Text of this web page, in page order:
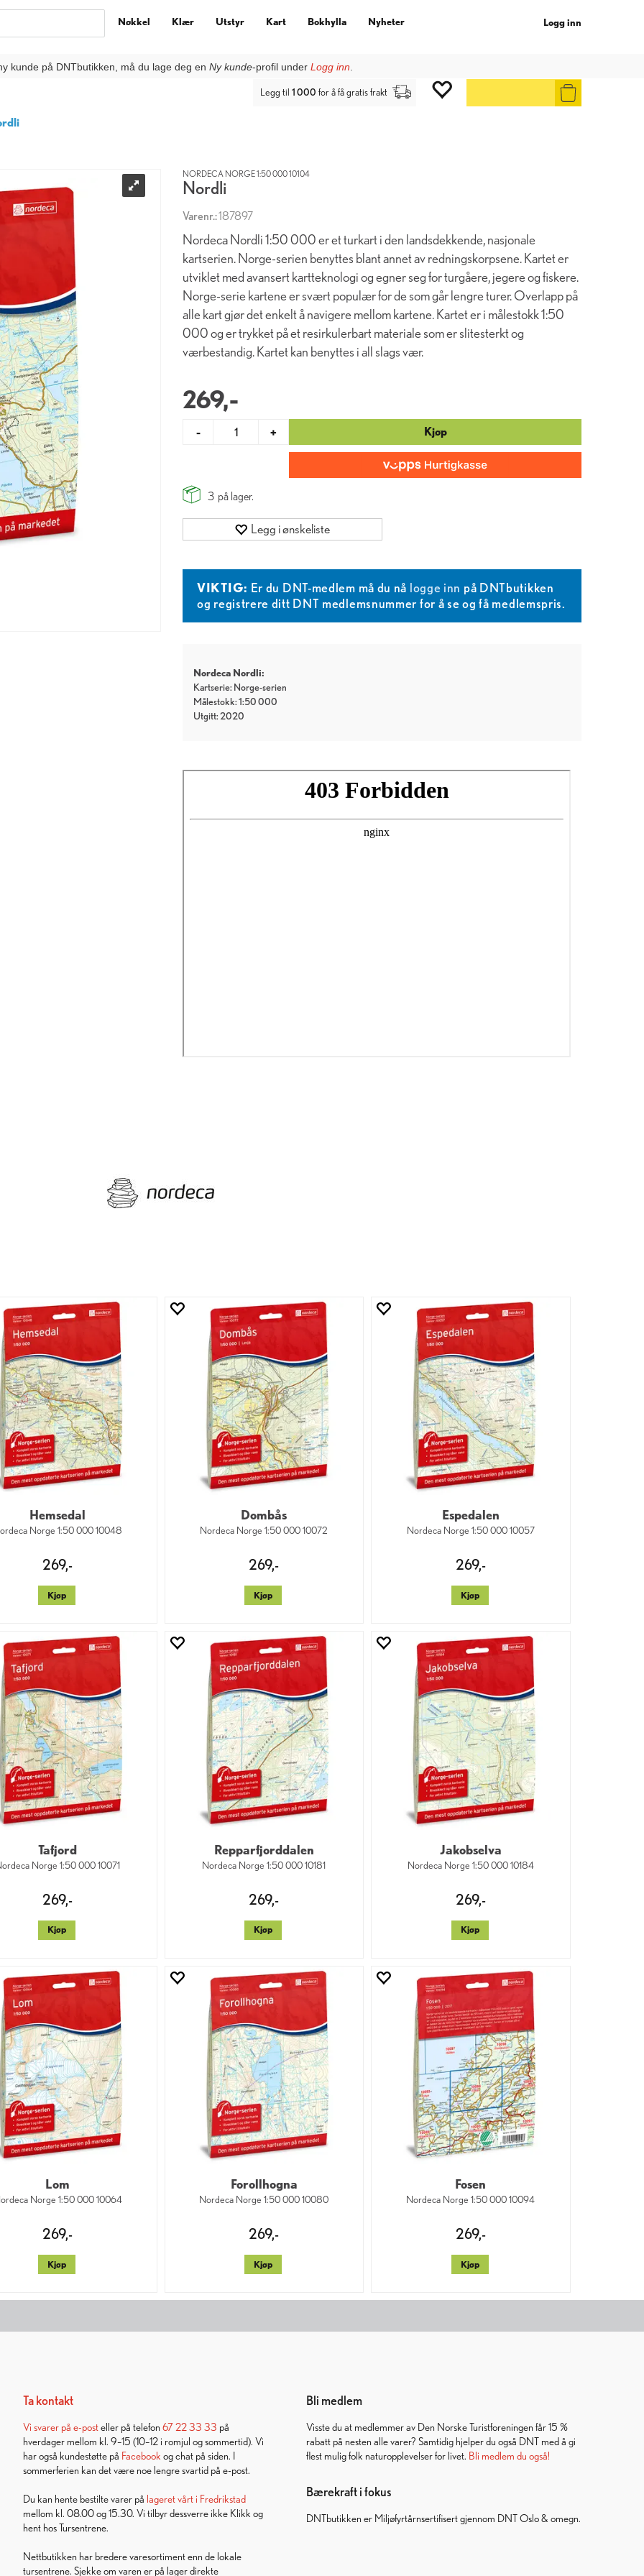
Logg inn
kunde på DNTbutikken, må du lage deg en Ny kunde-profil under Logg inn
Nøkkel Klær Utstyr Kart Bokhylla Nyheter
Legg til 1 000 for å få gratis frakt
NORDECA NORGE 1:50 000 10104
Nordli
Varenr.:187897
Nordeca Nordli 1:50 000 er et turkart i den landsdekkende, nasjonale
kartserien. Norge-serien benyttes blant annet av redningskorpsene. Kartet er
utviklet med avansert kartteknologi og egner seg for turgåere, jegere og fiskere.
Norge-serie kartene er svært populær for de som går lengre turer. Overlapp på
alle kart gjør det enkelt å navigere mellom kartene. Kartet er i målestokk 1:50
000 og er trykket på et resirkulerbart materiale som er slitesterkt og
værbestandig. Kartet kan benyttes i all slags vær.
269,-
- + Kjøp
3 på lager.
Legg i ønskeliste
VIKTIG: Er du DNT-medlem må du nå logge inn på DNTbutikken
og registrere ditt DNT medlemsnummer for å se og få medlemspris.
Nordeca Nordli:
Kartserie: Norge-serien
Målestokk: 1:50 000
Utgitt: 2020
Hemsedal
Norge 1:50 000 10048
269,-
Kjøp
Dombås
Nordeca Norge 1:50 000 10072
269,-
Kjøp
Espedalen
Nordeca Norge 1:50 000 10057
269,-
Kjøp
Tafjord
Norge 1:50 000 10071
269,-
Kjøp
Repparfjorddalen
Nordeca Norge 1:50 000 10181
269,-
Kjøp
Jakobselva
Nordeca Norge 1:50 000 10184
269,-
Kjøp
Lom
Norge 1:50 000 10064
269,-
Kjøp
Forollhogna
Nordeca Norge 1:50 000 10080
269,-
Kjøp
Fosen
Nordeca Norge 1:50 000 10094
269,-
Kjøp
Ta kontakt
Vi svarer påe-posteller på telefon67 22 33 33 på
hverdager mellom kl. 9–15 (10–12 i romjul og sommertid). Vi
har også kundestøtte på Facebook og chat på siden. I
sommerferien kan det være noe lengre svartid på e-post.
Du kan hente bestilte varer på lageret vårt i Fredrikstad
mellom kl. 08.00 og 15.30. Vi tilbyr dessverre ikke Klikk og
hent hos Tursentrene.
Nettbutikken har bredere varesortiment enn de lokale
tursentrene. Sjekke om varen er på lager direkte
Bli medlem
Visste du at medlemmer av Den Norske Turistforeningen får 15 %
rabatt på nesten alle varer? Samtidig hjelper du også DNT med å gi
flest mulig folk naturopplevelser for livet. Bli medlem du også!
Bærekraft i fokus
DNTbutikken er Miljøfyrtårnsertifisert gjennom DNT Oslo & omegn.